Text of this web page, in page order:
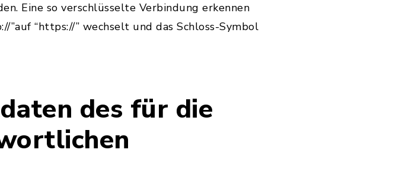
Eine so verschlüsselte Verbindung erkennen
”auf “https://” wechselt und das Schloss-Symbol
des für die